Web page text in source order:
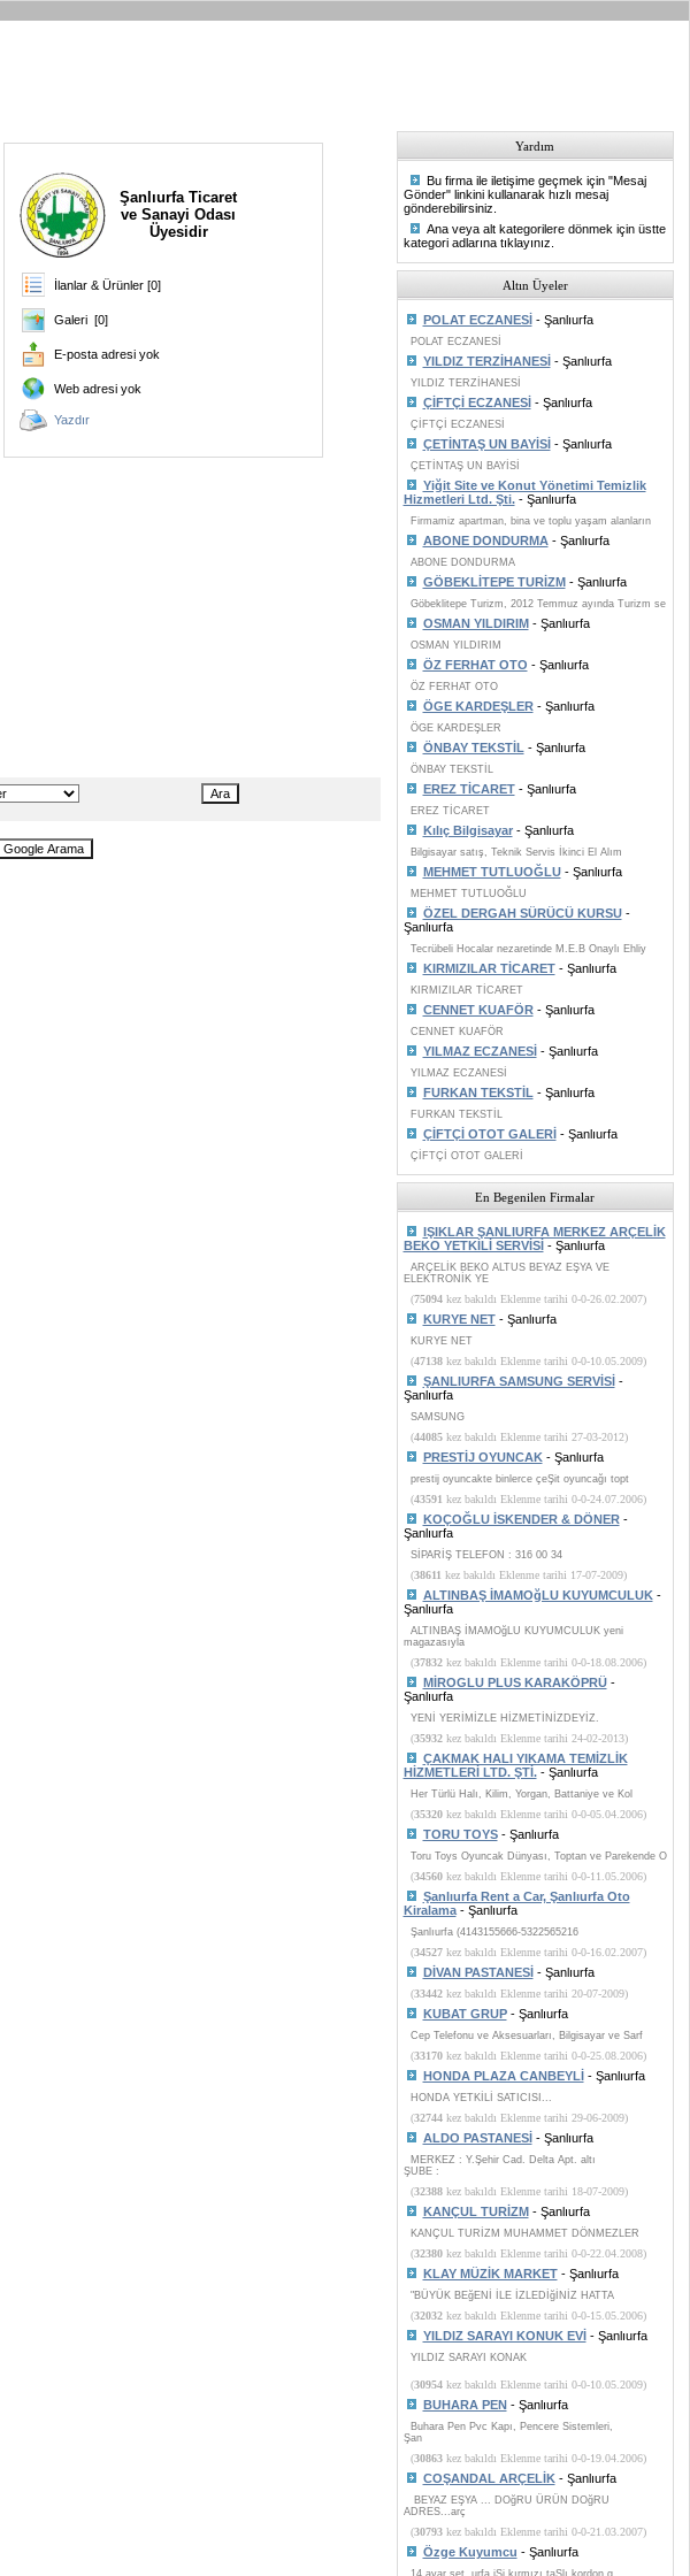
Şanlıurfa Ticaret
ve Sanayi Odası
Üyesidir
İlanlar & Ürünler [0]
Galeri [0]
E-posta adresi yok
Web adresi yok
Yazdır
Yardım
Bu firma ile iletişime geçmek için "Mesaj
Gönder" linkini kullanarak hızlı mesaj
gönderebilirsiniz.
Ana veya alt kategorilere dönmek için üstte
kategori adlarına tıklayınız.
Altın Üyeler
POLAT ECZANESİ- Şanlıurfa
POLAT ECZANESİ
YILDIZ TERZİHANESİ- Şanlıurfa
YILDIZ TERZİHANESİ
ÇİFTÇİ ECZANESİ- Şanlıurfa
ÇİFTÇİ ECZANESİ
ÇETİNTAŞ UN BAYİSİ- Şanlıurfa
ÇETİNTAŞ UN BAYİSİ
Yiğit Site ve Konut Yönetimi Temizlik
Hizmetleri Ltd. Şti.- Şanlıurfa
Firmamiz apartman, bina ve toplu yaşam alanların
ABONE DONDURMA - Şanlıurfa
ABONE DONDURMA
GÖBEKLİTEPE TURİZM- Şanlıurfa
Göbeklitepe Turizm, 2012 Temmuz ayında Turizm se
OSMAN YILDIRIM- Şanlıurfa
OSMAN YILDIRIM
ÖZ FERHAT OTO - Şanlıurfa
ÖZ FERHAT OTO
ÖGE KARDEŞLER- Şanlıurfa
ÖGE KARDEŞLER
ÖNBAY TEKSTİL - Şanlıurfa
ÖNBAY TEKSTİL
EREZ TİCARET- Şanlıurfa
EREZ TİCARET
Kılıç Bilgisayar- Şanlıurfa
Bilgisayar satış, Teknik Servis İkinci El Alım
MEHMET TUTLUOĞLU- Şanlıurfa
MEHMET TUTLUOĞLU
ÖZEL DERGAH SÜRÜCÜ KURSU-
Şanlıurfa
Tecrübeli Hocalar nezaretinde M.E.B Onaylı Ehliy
KIRMIZILAR TİCARET- Şanlıurfa
KIRMIZILAR TİCARET
CENNET KUAFÖR- Şanlıurfa
CENNET KUAFÖR
YILMAZ ECZANESİ- Şanlıurfa
YILMAZ ECZANESİ
FURKAN TEKSTİL - Şanlıurfa
FURKAN TEKSTİL
ÇİFTÇİ OTOT GALERİ- Şanlıurfa
ÇİFTÇİ OTOT GALERİ
En Begenilen Firmalar
IŞIKLAR ŞANLIURFA MERKEZ ARÇELİK
BEKO YETKİLİ SERVİSİ- Şanlıurfa
ARÇELİK BEKO ALTUS BEYAZ EŞYA VE
ELEKTRONİK YE
(75094kez bakıldı Eklenme tarihi 0-0-26.02.2007)
KURYE NET- Şanlıurfa
KURYE NET
(47138kez bakıldı Eklenme tarihi 0-0-10.05.2009)
ŞANLIURFA SAMSUNG SERVİSİ-
Şanlıurfa
SAMSUNG
(44085kez bakıldı Eklenme tarihi 27-03-2012)
PRESTİJ OYUNCAK- Şanlıurfa
prestij oyuncakte binlerce çeŞit oyuncağı topt
(43591 kez bakıldı Eklenme tarihi 0-0-24.07.2006)
KOÇOĞLU İSKENDER & DÖNER-
Şanlıurfa
SİPARİŞ TELEFON : 316 00 34
(38611 kez bakıldı Eklenme tarihi 17-07-2009)
ALTINBAŞ İMAMOğLU KUYUMCULUK-
Şanlıurfa
ALTINBAŞ İMAMOğLU KUYUMCULUK yeni
magazasıyla
(37832kez bakıldı Eklenme tarihi 0-0-18.08.2006)
MİROGLU PLUS KARAKÖPRÜ-
Şanlıurfa
YENİ YERİMİZLE HİZMETİNİZDEYİZ.
(35932kez bakıldı Eklenme tarihi 24-02-2013)
ÇAKMAK HALI YIKAMA TEMİZLİK
HİZMETLERİ LTD. ŞTİ.- Şanlıurfa
Her Türlü Halı, Kilim, Yorgan, Battaniye ve Kol
(35320kez bakıldı Eklenme tarihi 0-0-05.04.2006)
TORU TOYS- Şanlıurfa
Toru Toys Oyuncak Dünyası, Toptan ve Parekende O
(34560kez bakıldı Eklenme tarihi 0-0-11.05.2006)
Şanlıurfa Rent a Car, Şanlıurfa Oto
Kiralama- Şanlıurfa
Şanlıurfa (4143155666-5322565216
(34527kez bakıldı Eklenme tarihi 0-0-16.02.2007)
DİVAN PASTANESİ- Şanlıurfa
(33442kez bakıldı Eklenme tarihi 20-07-2009)
KUBAT GRUP- Şanlıurfa
Cep Telefonu ve Aksesuarları, Bilgisayar ve Sarf
(33170kez bakıldı Eklenme tarihi 0-0-25.08.2006)
HONDA PLAZA CANBEYLİ- Şanlıurfa
HONDA YETKİLİ SATICISI...
(32744kez bakıldı Eklenme tarihi 29-06-2009)
ALDO PASTANESİ- Şanlıurfa
MERKEZ : Y.Şehir Cad. Delta Apt. altı
ŞUBE :
(32388kez bakıldı Eklenme tarihi 18-07-2009)
KANÇUL TURİZM- Şanlıurfa
KANÇUL TURİZM MUHAMMET DÖNMEZLER
(32380kez bakıldı Eklenme tarihi 0-0-22.04.2008)
KLAY MÜZİK MARKET- Şanlıurfa
"BÜYÜK BEğENİ İLE İZLEDİğİNİZ HATTA
(32032kez bakıldı Eklenme tarihi 0-0-15.05.2006)
YILDIZ SARAYI KONUK EVİ- Şanlıurfa
YILDIZ SARAYI KONAK
(30954kez bakıldı Eklenme tarihi 0-0-10.05.2009)
BUHARA PEN- Şanlıurfa
Buhara Pen Pvc Kapı, Pencere Sistemleri,
Şan
(30863kez bakıldı Eklenme tarihi 0-0-19.04.2006)
COŞANDAL ARÇELİK- Şanlıurfa
BEYAZ EŞYA ... DOğRU ÜRÜN DOğRU
ADRES...arç
(30793kez bakıldı Eklenme tarihi 0-0-21.03.2007)
Özge Kuyumcu - Şanlıurfa
14 ayar set, urfa iŞi kırmızı taŞlı kordon g